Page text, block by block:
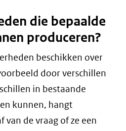
die bepaalde
produceren?
beschikken over
door verschillen
in bestaande
kunnen, hangt
van de vraag of ze een